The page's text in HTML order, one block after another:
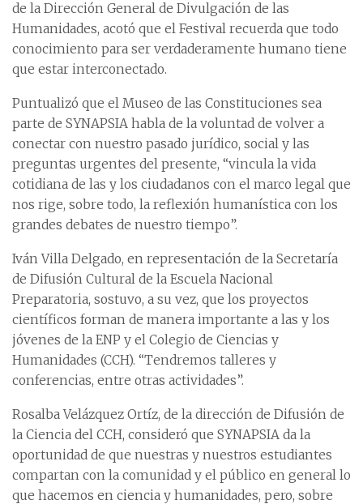
de la Dirección General de Divulgación de las
Humanidades, acotó que el Festival recuerda que todo
conocimiento para ser verdaderamente humano tiene
que estar interconectado.
Puntualizó que el Museo de las Constituciones sea
parte de SYNAPSIA habla de la voluntad de volver a
conectar con nuestro pasado jurídico, social y las
preguntas urgentes del presente, “vincula la vida
cotidiana de las y los ciudadanos con el marco legal que
nos rige, sobre todo, la reflexión humanística con los
grandes debates de nuestro tiempo”.
Iván Villa Delgado, en representación de la Secretaría
de Difusión Cultural de la Escuela Nacional
Preparatoria, sostuvo, a su vez, que los proyectos
científicos forman de manera importante a las y los
jóvenes de la ENP y el Colegio de Ciencias y
Humanidades (CCH). “Tendremos talleres y
conferencias, entre otras actividades”.
Rosalba Velázquez Ortíz, de la dirección de Difusión de
la Ciencia del CCH, consideró que SYNAPSIA da la
oportunidad de que nuestras y nuestros estudiantes
compartan con la comunidad y el público en general lo
que hacemos en ciencia y humanidades, pero, sobre